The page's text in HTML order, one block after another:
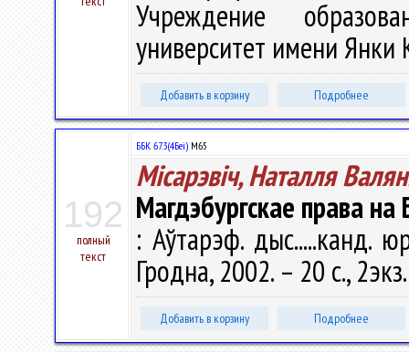
Учреждение
университет имени Янки
Добавить в корзину Подробнее
192
полный
текст
ББК 67.3(4Беі) М65
Місарэвіч, Наталля
Магдэбургскае права на
: Аўтарэф. дыс.....канд.
Гродна, 2002. – 20 с.,
Добавить в корзину Подробнее